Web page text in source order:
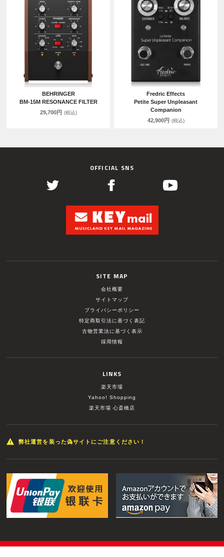
BEHRINGER
BM-15M RESONANCE FILTER
29,700円 (税込)
Fredric Effects
Petite Super Unpleasant
Companion
42,900円 (税込)
OFFICIAL SNS
SITE MAP
会社概要
サイトマップ
プライバシーポリシー
特定商取引法に基づく表記
古物営業法に基づく表示
採用情報
LINKS
楽天市場
Yahoo! Shopping
楽天市場 心斎橋店
弊社運営を装った偽サイトにご注意ください！